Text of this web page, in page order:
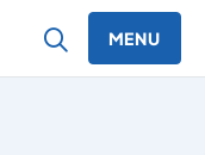
MENU